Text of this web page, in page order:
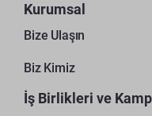
Kurumsal
Bize Ulaşın
Biz Kimiz
İş Birlikleri ve